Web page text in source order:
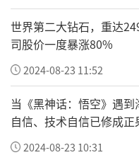
世界第二大钻石，重达
司股价一度暴涨80%
2024-08-23 11:52
当《黑神话：悟空》遇
自信、技术自信已修成正
2024-08-23 10:31